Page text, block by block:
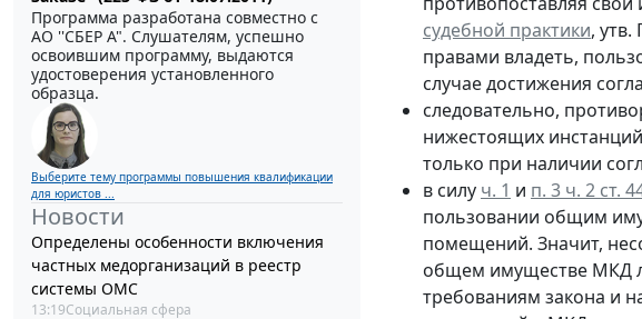
Программа разработана совместно с
АО ''СБЕР А". Слушателям, успешно
освоившим программу, выдаются
удостоверения установленного
образца.
Выберите тему программы повышения квалификации
для юристов ...
Новости
Определены особенности включения
частных медорганизаций в реестр
системы ОМС
13:19Социальная сфера
судебной практики,
правами владеть,
случае достижения
следовательно,
нижестоящих
только при наличии
в силу ч. 1 и п. 3 ч. 2 ст.
пользовании общим
помещений. Значит,
общем имуществе МКД
требованиям закона и